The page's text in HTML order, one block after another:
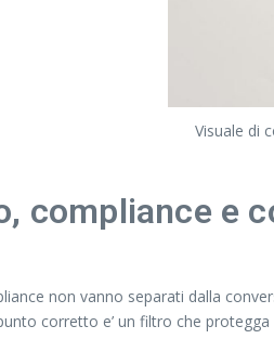
Visuale di
compliance e
non vanno separati dalla
corretto e’ un filtro che